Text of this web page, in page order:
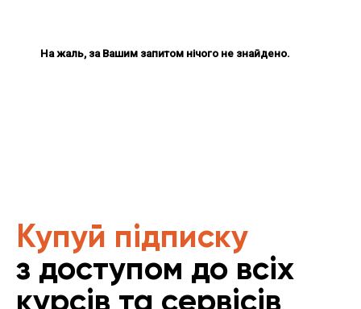
На жаль, за Вашим запитом нічого не знайдено.
Купуй підписку
з доступом до всіх
курсів та сервісів